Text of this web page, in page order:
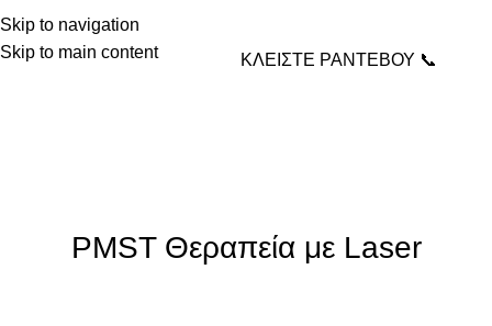
Skip to navigation
Skip to main content
ΚΛΕΙΣΤΕ ΡΑΝΤΕΒΟΥ 📞
PMST Θεραπεία με Laser